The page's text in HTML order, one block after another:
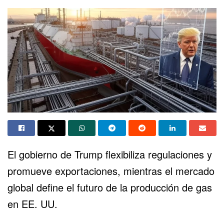
El gobierno de Trump flexibiliza regulaciones y
promueve exportaciones, mientras el mercado
global define el futuro de la producción de gas
en EE. UU.